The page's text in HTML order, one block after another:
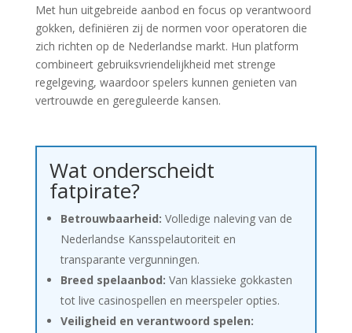
Met hun uitgebreide aanbod en focus op verantwoord
gokken, definiëren zij de normen voor operatoren die
zich richten op de Nederlandse markt. Hun platform
combineert gebruiksvriendelijkheid met strenge
regelgeving, waardoor spelers kunnen genieten van
vertrouwde en gereguleerde kansen.
Wat onderscheidt
fatpirate?
Betrouwbaarheid: Volledige naleving van de
Nederlandse Kansspelautoriteit en
transparante vergunningen.
Breed spelaanbod: Van klassieke gokkasten
tot live casinospellen en meerspeler opties.
Veiligheid en verantwoord spelen: